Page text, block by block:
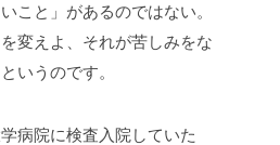
こと」があるのではない。
変えよ、それが苦しみをな
いうのです。
病院に検査入院していた